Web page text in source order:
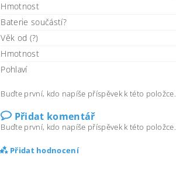
Hmotnost
Baterie součástí?
Věk od (?)
Hmotnost
Pohlaví
Buďte první, kdo napíše příspěvek k této položce.
Přidat komentář
Buďte první, kdo napíše příspěvek k této položce.
Přidat hodnocení